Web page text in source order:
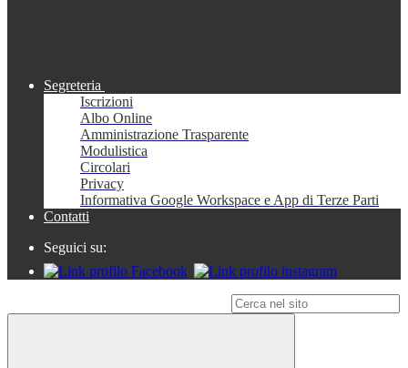
Segreteria
Iscrizioni
Albo Online
Amministrazione Trasparente
Modulistica
Circolari
Privacy
Informativa Google Workspace e App di Terze Parti
Contatti
Seguici su: